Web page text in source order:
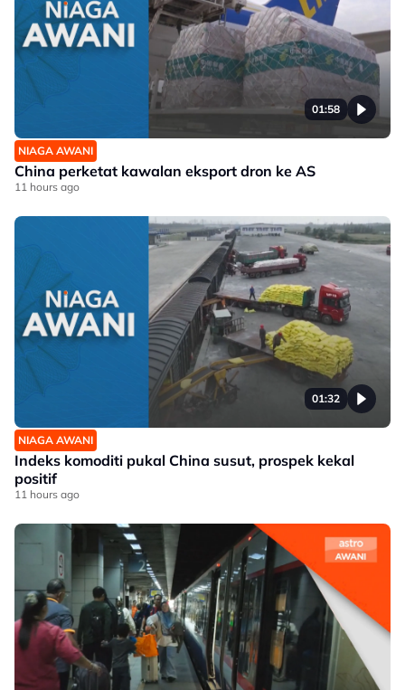
01:58
NIAGA AWANI
China perketat kawalan eksport dron ke AS
11 hours ago
01:32
NIAGA AWANI
Indeks komoditi pukal China susut, prospek kekal
positif
11 hours ago